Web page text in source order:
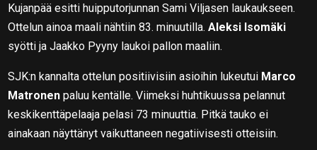
Kujanpää esitti huipputorjunnan Sami Viljasen laukaukseen.
Ottelun ainoa maali nähtiin 83. minuutilla.Aleksi Isomäki
syötti ja Jaakko Pyyny laukoi pallon maaliin.
SJK:n kannalta ottelun positiivisiin asioihin lukeutui Marco
Matronen paluu kentälle. Viimeksi huhtikuussa pelannut
keskikenttäpelaaja pelasi 73 minuuttia. Pitkä tauko ei
ainakaan näyttänyt vaikuttaneen negatiivisesti otteisiin.